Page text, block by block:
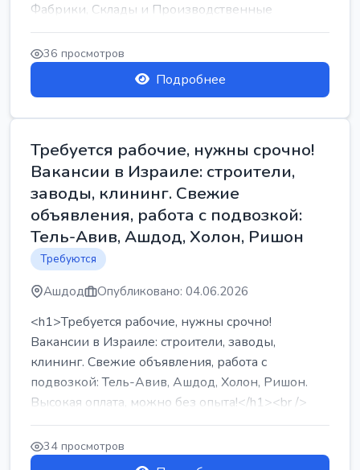
Фабрики, Склады и Производственные
заводы** ...
36 просмотров
Подробнее
Требуется рабочие, нужны срочно!
Вакансии в Израиле: строители,
заводы, клининг. Свежие
объявления, работа с подвозкой:
Тель-Авив, Ашдод, Холон, Ришон
Требуются
Ашдод Опубликовано: 04.06.2026
<h1>Требуется рабочие, нужны срочно!
Вакансии в Израиле: строители, заводы,
клининг. Свежие объявления, работа с
подвозкой: Тель-Авив, Ашдод, Холон, Ришон.
Высокая оплата, можно без опыта!</h1><br />
...
34 просмотров